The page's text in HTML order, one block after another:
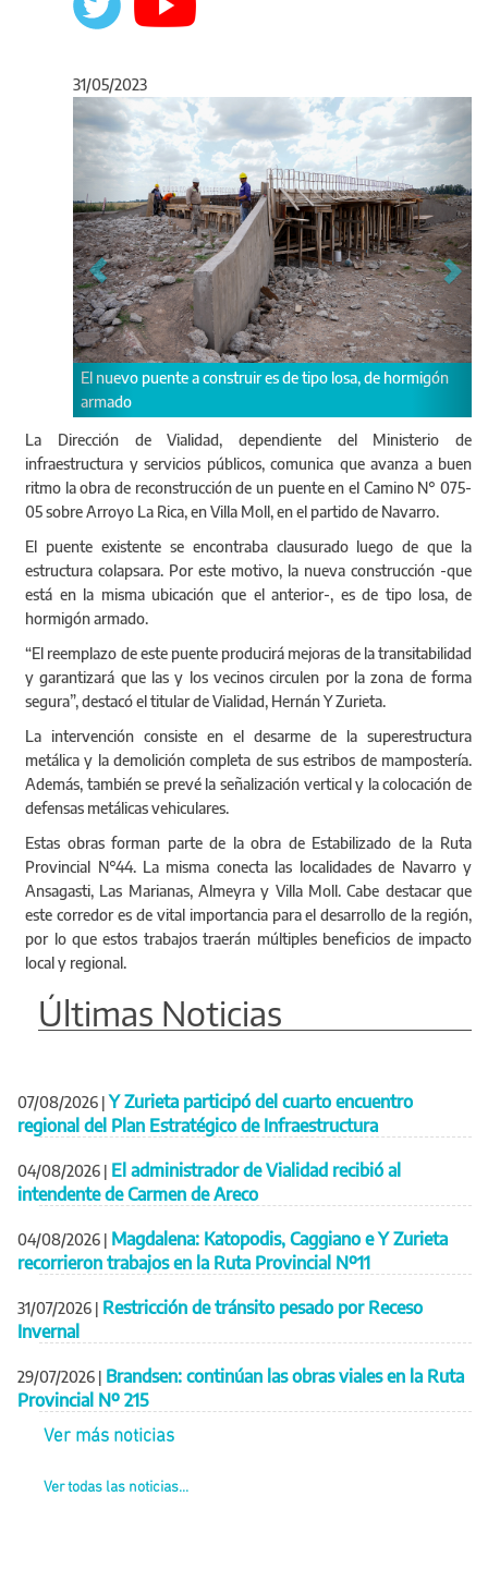
31/05/2023
a construir es de tipo losa, de hormigón
La intervención consiste
Anterior
La Dirección de Vialidad, dependiente del Ministerio de
infraestructura y servicios públicos, comunica que avanza a buen
ritmo la obra de reconstrucción de un puente en el Camino N° 075-
05 sobre Arroyo La Rica, en Villa Moll, en el partido de Navarro.
El puente existente se encontraba clausurado luego de que la
estructura colapsara. Por este motivo, la nueva construcción -que
está en la misma ubicación que el anterior-, es de tipo losa, de
hormigón armado.
“El reemplazo de este puente producirá mejoras de la transitabilidad
y garantizará que las y los vecinos circulen por la zona de forma
segura”, destacó el titular de Vialidad, Hernán Y Zurieta.
La intervención consiste en el desarme de la superestructura
metálica y la demolición completa de sus estribos de mampostería.
Además, también se prevé la señalización vertical y la colocación de
defensas metálicas vehiculares.
Estas obras forman parte de la obra de Estabilizado de la Ruta
Provincial N°44. La misma conecta las localidades de Navarro y
Ansagasti, Las Marianas, Almeyra y Villa Moll. Cabe destacar que
este corredor es de vital importancia para el desarrollo de la región,
por lo que estos trabajos traerán múltiples beneficios de impacto
local y regional.
Últimas Noticias
07/08/2026 | Y Zurieta participó del cuarto encuentro
regional del Plan Estratégico de Infraestructura
04/08/2026 | El administrador de Vialidad recibió al
intendente de Carmen de Areco
04/08/2026 | Magdalena: Katopodis, Caggiano e Y Zurieta
recorrieron trabajos en la Ruta Provincial Nº11
31/07/2026 | Restricción de tránsito pesado por Receso
Invernal
29/07/2026 | Brandsen: continúan las obras viales en la Ruta
Provincial Nº 215
Ver más noticias
Ver todas las noticias...